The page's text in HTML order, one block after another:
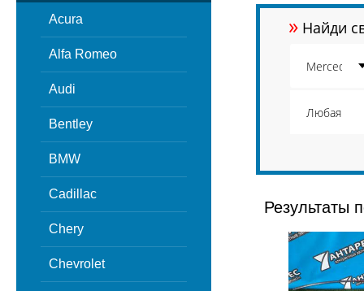
Acura
Alfa Romeo
Audi
Bentley
BMW
Cadillac
Chery
Chevrolet
» Найди
Результаты